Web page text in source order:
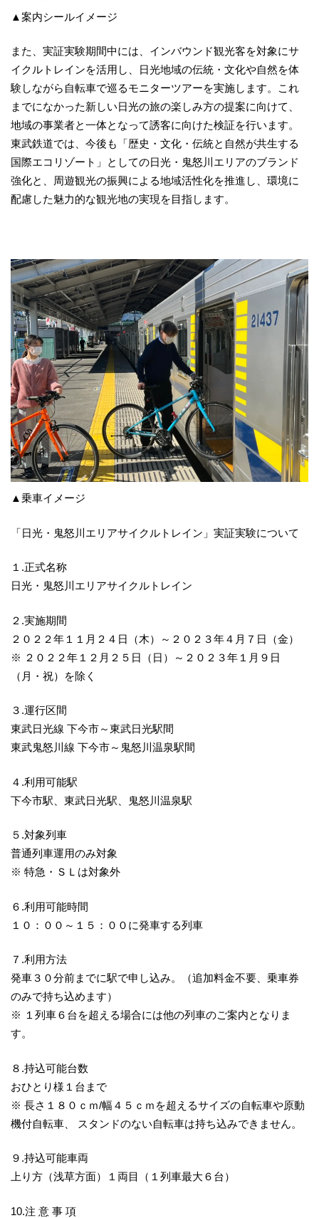
▲案内シールイメージ
また、実証実験期間中には、インバウンド観光客を対象にサ
イクルトレインを活用し、日光地域の伝統・文化や自然を体
験しながら自転車で巡るモニターツアーを実施します。これ
までになかった新しい日光の旅の楽しみ方の提案に向けて、
地域の事業者と一体となって誘客に向けた検証を行います。
東武鉄道では、今後も「歴史・文化・伝統と自然が共生する
国際エコリゾート」としての日光・鬼怒川エリアのブランド
強化と、周遊観光の振興による地域活性化を推進し、環境に
配慮した魅力的な観光地の実現を目指します。
▲乗車イメージ
「日光・鬼怒川エリアサイクルトレイン」実証実験について
１.正式名称
日光・鬼怒川エリアサイクルトレイン
２.実施期間
２０２２年１１月２４日（木）～２０２３年４月７日（金）
※ ２０２２年１２月２５日（日）～２０２３年１月９日
（月・祝）を除く
３.運行区間
東武日光線 下今市～東武日光駅間
東武鬼怒川線 下今市～鬼怒川温泉駅間
４.利用可能駅
下今市駅、東武日光駅、鬼怒川温泉駅
５.対象列車
普通列車運用のみ対象
※ 特急・ＳＬは対象外
６.利用可能時間
１０：００～１５：００に発車する列車
７.利用方法
発車３０分前までに駅で申し込み。（追加料金不要、乗車券
のみで持ち込めます）
※ １列車６台を超える場合には他の列車のご案内となりま
す。
８.持込可能台数
おひとり様１台まで
※ 長さ１８０ｃｍ/幅４５ｃｍを超えるサイズの自転車や原動
機付自転車、 スタンドのない自転車は持ち込みできません。
９.持込可能車両
上り方（浅草方面）１両目（１列車最大６台）
10.注 意 事 項